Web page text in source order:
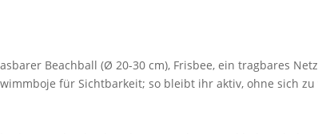
Beachball (Ø 20-30 cm), Frisbee, ein tragbares
für Sichtbarkeit; so bleibt ihr aktiv, ohne sich